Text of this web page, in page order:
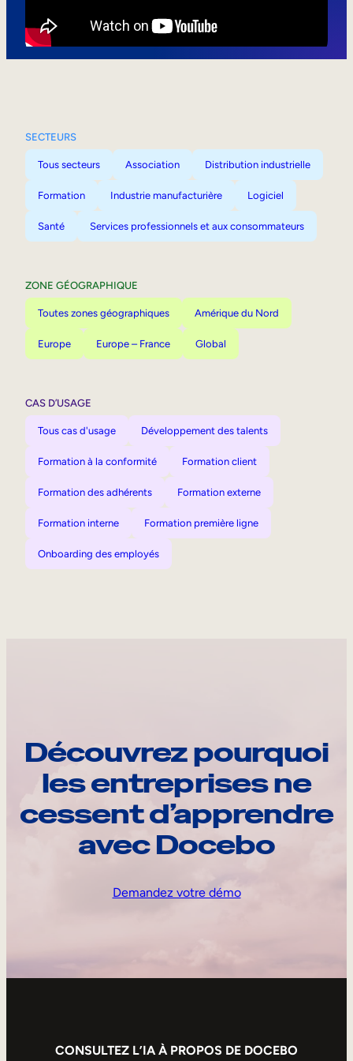
SECTEURS
Tous secteurs Association Distribution industrielle
Formation Industrie manufacturière Logiciel
Santé Services professionnels et aux consommateurs
ZONE GÉOGRAPHIQUE
Toutes zones géographiques Amérique du Nord
Europe Europe – France Global
CAS D’USAGE
Tous cas d'usage Développement des talents
Formation à la conformité Formation client
Formation des adhérents Formation externe
Formation interne Formation première ligne
Onboarding des employés
Découvrez pourquoi
les entreprises ne
cessent d’apprendre
avec Docebo
Demandez votre démo
CONSULTEZ L’IA À PROPOS DE DOCEBO